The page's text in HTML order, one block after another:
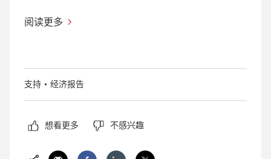
阅读更多
支持 经济报告
想看更多 不感兴趣